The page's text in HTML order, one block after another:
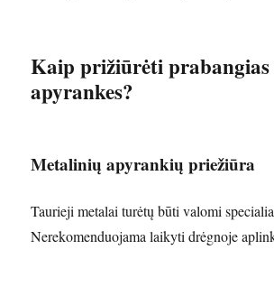
Kaip prižiūrėti prabangias
apyrankes?
Metalinių apyrankių priežiūra
Taurieji metalai turėtų būti valomi
Nerekomenduojama laikyti drėgnoje